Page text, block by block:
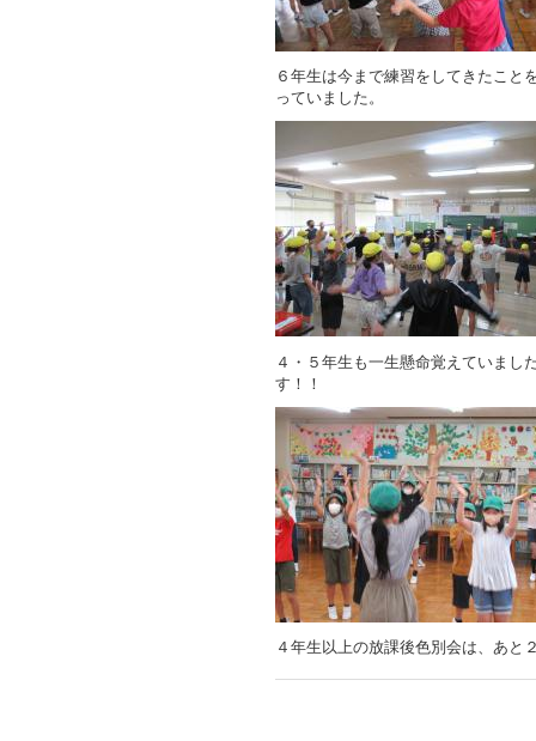
６年生は今まで練習をしてきたこと
っていました。
４・５年生も一生懸命覚えていまし
す！！
４年生以上の放課後色別会は、あと